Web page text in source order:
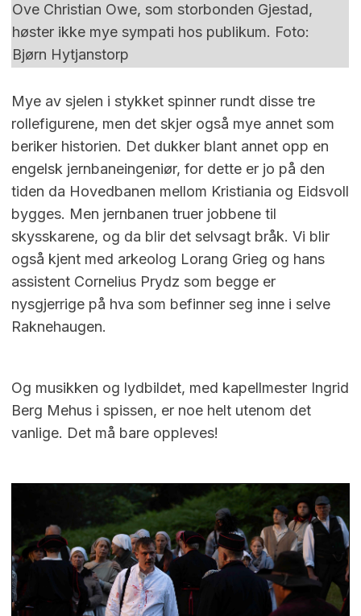
Ove Christian Owe, som storbonden Gjestad,
høster ikke mye sympati hos publikum. Foto:
Bjørn Hytjanstorp
Mye av sjelen i stykket spinner rundt disse tre
rollefigurene, men det skjer også mye annet som
beriker historien. Det dukker blant annet opp en
engelsk jernbaneingeniør, for dette er jo på den
tiden da Hovedbanen mellom Kristiania og Eidsvoll
bygges. Men jernbanen truer jobbene til
skysskarene, og da blir det selvsagt bråk. Vi blir
også kjent med arkeolog Lorang Grieg og hans
assistent Cornelius Prydz som begge er
nysgjerrige på hva som befinner seg inne i selve
Raknehaugen.
Og musikken og lydbildet, med kapellmester Ingrid
Berg Mehus i spissen, er noe helt utenom det
vanlige. Det må bare oppleves!